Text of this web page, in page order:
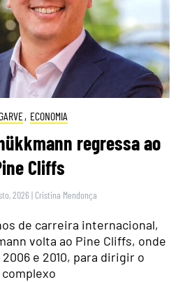
, ECONOMIA
regressa ao
Cliffs
2026 | Cristina Mendonça
de carreira internacional,
volta ao Pine Cliffs, onde
e 2010, para dirigir o
complexo